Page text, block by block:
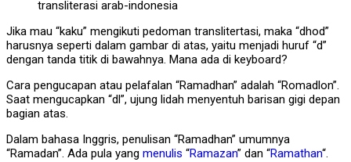
transliterasi arab-indonesia
Jika mau “kaku” mengikuti pedoman translitertasi, maka “dhod”
harusnya seperti dalam gambar di atas, yaitu menjadi huruf “d”
dengan tanda titik di bawahnya. Mana ada di keyboard?
Cara pengucapan atau pelafalan “Ramadhan” adalah “Romadlon”.
Saat mengucapkan “dl”, ujung lidah menyentuh barisan gigi depan
bagian atas.
Dalam bahasa Inggris, penulisan “Ramadhan” umumnya
“Ramadan”. Ada pula yang menulis “Ramazan” dan “Ramathan“.